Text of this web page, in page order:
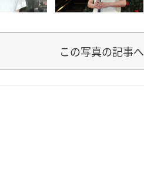
この写真の記事へ